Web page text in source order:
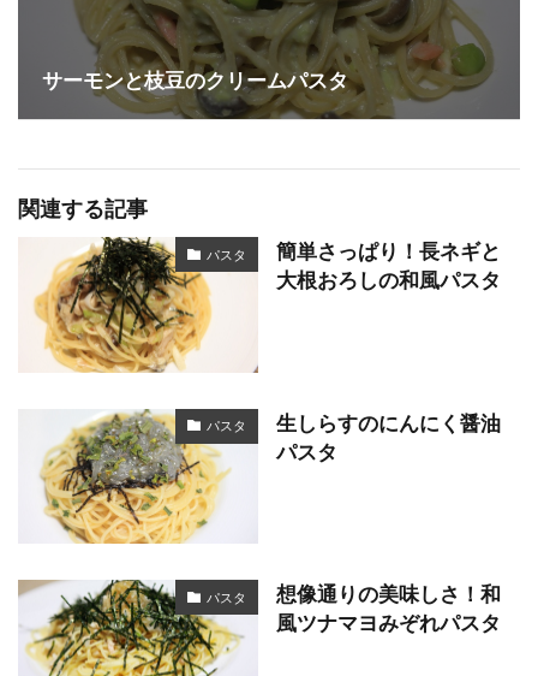
サーモンと枝豆のクリームパスタ
関連する記事
パスタ
簡単さっぱり！長ネギと
大根おろしの和風パスタ
パスタ
生しらすのにんにく醤油
パスタ
パスタ
想像通りの美味しさ！和
風ツナマヨみぞれパスタ